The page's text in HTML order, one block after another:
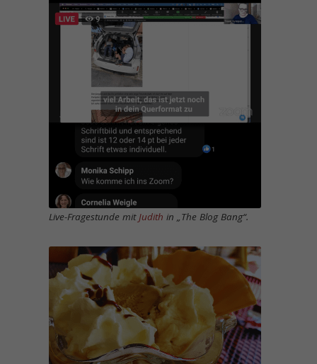
Live-Fragestunde mit Judith in „The Blog Bang“.